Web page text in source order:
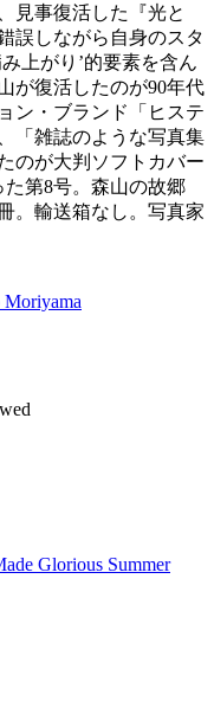
見事復活した『光と
誤しながら自身のスタ
上がり’的要素を含ん
が復活したのが90年代
ン・ブランド「ヒステ
「雑誌のような写真集
のが大判ソフトカバー
第8号。森山の故郷
。輸送箱なし。 写真家